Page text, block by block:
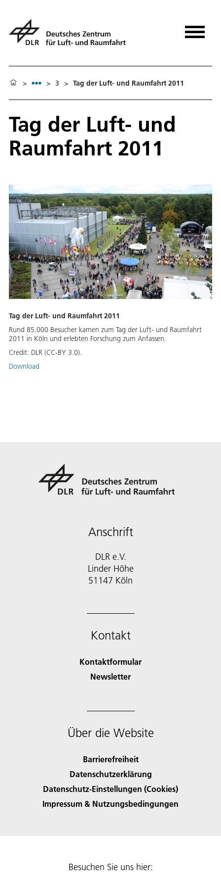
> > 3 > Tag der Luft- und Raumfahrt 2011
Tag der Luft- und
Raumfahrt 2011
Tag der Luft- und Raumfahrt 2011
Rund 85.000 Besucher kamen zum Tag der Luft- und Raumfahrt
2011 in Köln und erlebten Forschung zum Anfassen.
Credit: DLR (CC-BY 3.0).
Download
Anschrift
DLR e.V.
Linder Höhe
51147 Köln
Kontakt
Kontaktformular
Newsletter
Über die Website
Barrierefreiheit
Datenschutzerklärung
Datenschutz-Einstellungen (Cookies)
Impressum & Nutzungsbedingungen
Besuchen Sie uns hier: